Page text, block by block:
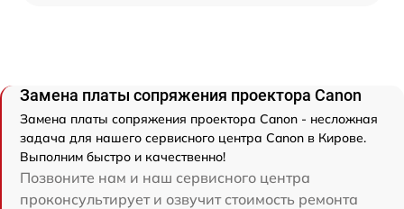
Замена платы сопряжения проектора Canon
Замена платы сопряжения проектора Canon - несложная
задача для нашего сервисного центра Canon в Кирове.
Выполним быстро и качественно!
Позвоните нам и наш сервисного центра
проконсультирует и озвучит стоимость ремонта